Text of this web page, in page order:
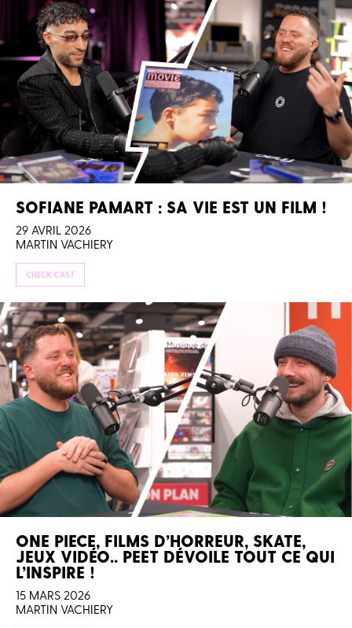
SOFIANE PAMART : SA VIE EST UN FILM !
29 AVRIL 2026
MARTIN VACHIERY
CHECK CAST
ONE PIECE, FILMS D’HORREUR, SKATE,
JEUX VIDÉO.. PEET DÉVOILE TOUT CE QUI
L’INSPIRE !
15 MARS 2026
MARTIN VACHIERY